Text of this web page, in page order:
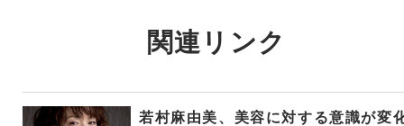
関連リンク
若村麻由美、美容に対する意識が変